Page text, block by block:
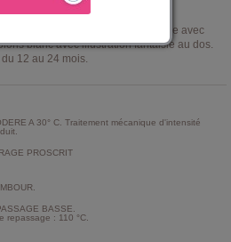
composé d'une culotte coloris rose avec
blanc avec illustration fantaisie au dos.
12 au 24 mois.
A 30° C. Traitement mécanique d'intensité
PROSCRIT
BASSE.
repassage : 110 °C.